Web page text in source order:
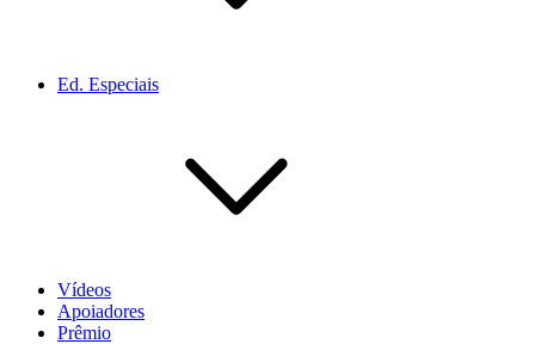
Ed. Especiais
Vídeos
Apoiadores
Prêmio